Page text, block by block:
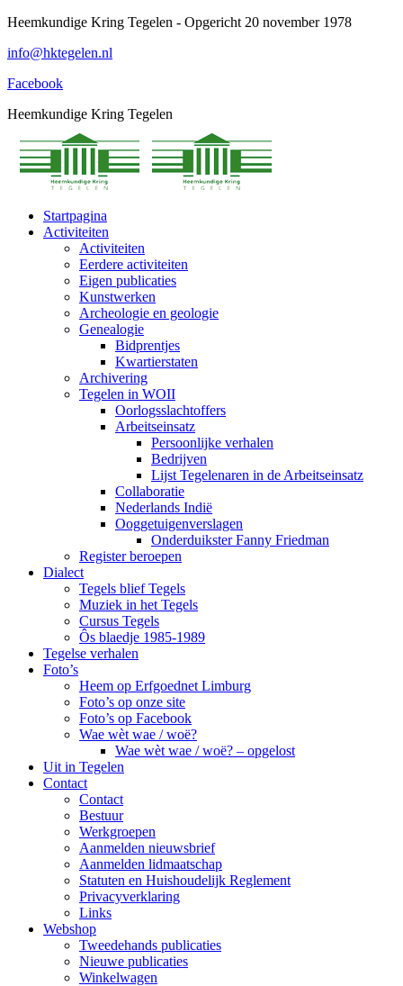
Spring
content
Heemkundige Kring Tegelen - Opgericht 20 november 1978
info@hktegelen.nl
Facebook
Heemkundige Kring Tegelen
Startpagina
Activiteiten
Activiteiten
Eerdere activiteiten
Eigen publicaties
Kunstwerken
Archeologie en geologie
Genealogie
Bidprentjes
Kwartierstaten
Archivering
Tegelen in WOII
Oorlogsslachtoffers
Arbeitseinsatz
Persoonlijke verhalen
Bedrijven
Lijst Tegelenaren in de Arbeitseinsatz
Collaboratie
Nederlands Indië
Ooggetuigenverslagen
Onderduikster Fanny Friedman
Register beroepen
Dialect
Tegels blief Tegels
Muziek in het Tegels
Cursus Tegels
Ôs blaedje 1985-1989
Tegelse verhalen
Foto’s
Heem op Erfgoednet Limburg
Foto’s op onze site
Foto’s op Facebook
Wae wèt wae / woë?
Wae wèt wae / woë? – opgelost
Uit in Tegelen
Contact
Contact
Bestuur
Werkgroepen
Aanmelden nieuwsbrief
Aanmelden lidmaatschap
Statuten en Huishoudelijk Reglement
Privacyverklaring
Links
Webshop
Tweedehands publicaties
Nieuwe publicaties
Winkelwagen